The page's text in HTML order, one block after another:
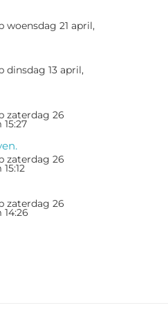
woensdag 21 april,
dinsdag 13 april,
zaterdag 26
zaterdag 26
zaterdag 26